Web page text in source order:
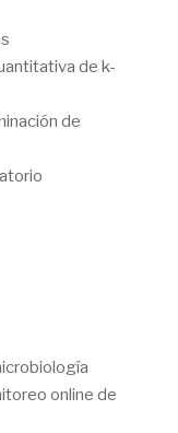
de k-
de
online de